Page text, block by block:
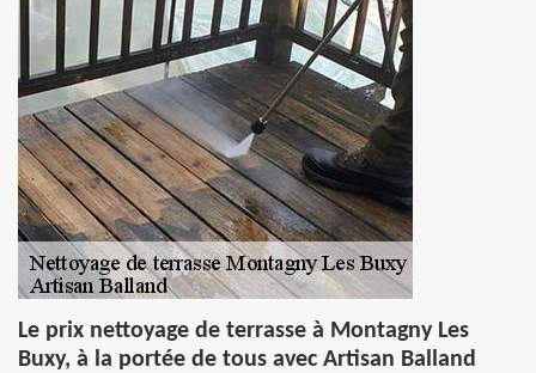
Le prix nettoyage de terrasse à Montagny Les
Buxy, à la portée de tous avec Artisan Balland